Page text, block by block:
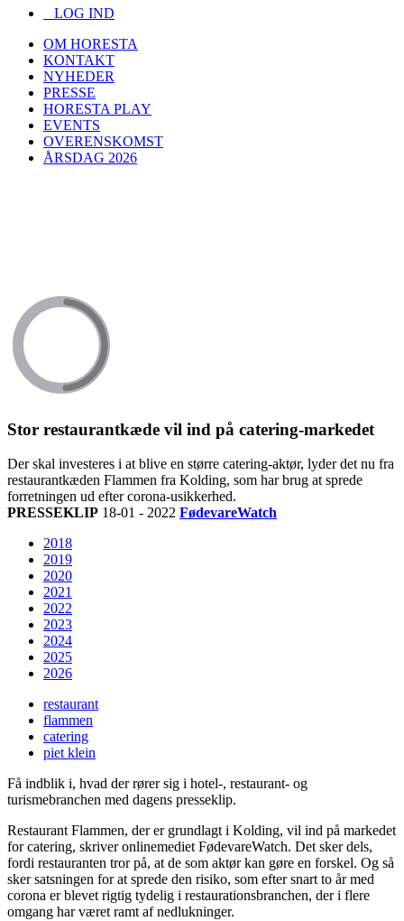
LOG IND
OM HORESTA
KONTAKT
NYHEDER
PRESSE
HORESTA PLAY
EVENTS
OVERENSKOMST
ÅRSDAG 2026
Stor restaurantkæde vil ind på catering-markedet
Der skal investeres i at blive en større catering-aktør, lyder det nu fra
restaurantkæden Flammen fra Kolding, som har brug at sprede
forretningen ud efter corona-usikkerhed.
PRESSEKLIP 18-01 - 2022 FødevareWatch
2018
2019
2020
2021
2022
2023
2024
2025
2026
restaurant
flammen
catering
piet klein
Få indblik i, hvad der rører sig i hotel-, restaurant- og
turismebranchen med dagens presseklip.
Restaurant Flammen, der er grundlagt i Kolding, vil ind på markedet
for catering, skriver onlinemediet FødevareWatch. Det sker dels,
fordi restauranten tror på, at de som aktør kan gøre en forskel. Og så
sker satsningen for at sprede den risiko, som efter snart to år med
corona er blevet rigtig tydelig i restaurationsbranchen, der i flere
omgang har været ramt af nedlukninger.